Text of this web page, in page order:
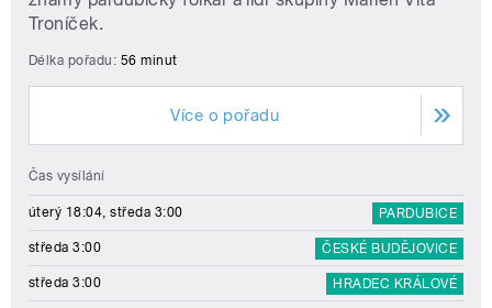
Troníček.
Délka pořadu: 56 minut
Více o pořadu
Čas vysílání
úterý 18:04, středa 3:00 PARDUBICE
středa 3:00 ČESKÉ BUDĚJOVICE
středa 3:00 HRADEC KRÁLOVÉ